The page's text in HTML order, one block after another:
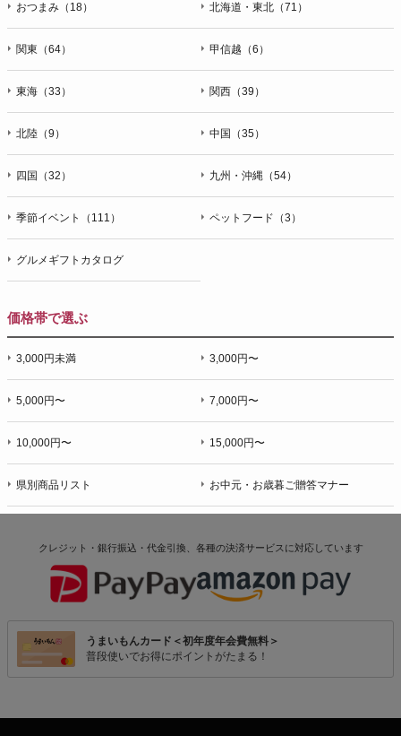
おつまみ（18） 北海道・東北（71）
関東（64） 甲信越（6）
東海（33） 関西（39）
北陸（9） 中国（35）
四国（32） 九州・沖縄（54）
季節イベント（111） ペットフード（3）
グルメギフトカタログ
価格帯で選ぶ
3,000円未満 3,000円〜
5,000円〜 7,000円〜
10,000円〜 15,000円〜
県別商品リスト お中元・お歳暮ご贈答マナー
クレジット・銀行振込・代金引換、各種の決済サービスに対応しています
うまいもんカード＜初年度年会費無料＞
普段使いでお得にポイントがたまる！